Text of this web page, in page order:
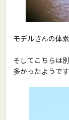
モデルさんの体
そしてこちらは
多かったようです